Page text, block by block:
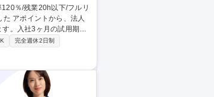
。入社3ヶ月の試用期間
ウドシステム )です。自
員でも比較的商談アポ
て行います。 募集職
完全週休2日制